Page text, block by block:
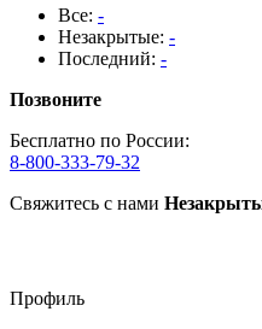
Все: -
Незакрытые: -
Последний: -
Позвоните
Бесплатно по России:
8-800-333-79-32
Свяжитесь с нами
Профиль